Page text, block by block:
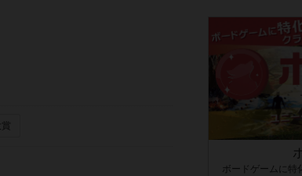
ボードゲームに特